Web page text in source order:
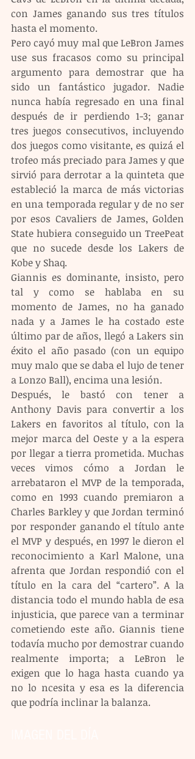
con James ganando sus tres títulos
hasta el momento.
Pero cayó muy mal que LeBron James
use sus fracasos como su principal
argumento para demostrar que ha
sido un fantástico jugador. Nadie
nunca había regresado en una final
después de ir perdiendo 1-3; ganar
tres juegos consecutivos, incluyendo
dos juegos como visitante, es quizá el
trofeo más preciado para James y que
sirvió para derrotar a la quinteta que
estableció la marca de más victorias
en una temporada regular y de no ser
por esos Cavaliers de James, Golden
State hubiera conseguido un TreePeat
que no sucede desde los Lakers de
Kobe y Shaq.
Giannis es dominante, insisto, pero
tal y como se hablaba en su
momento de James, no ha ganado
nada y a James le ha costado este
último par de años, llegó a Lakers sin
éxito el año pasado (con un equipo
muy malo que se daba el lujo de tener
a Lonzo Ball), encima una lesión.
Después, le bastó con tener a
Anthony Davis para convertir a los
Lakers en favoritos al título, con la
mejor marca del Oeste y a la espera
por llegar a tierra prometida. Muchas
veces vimos cómo a Jordan le
arrebataron el MVP de la temporada,
como en 1993 cuando premiaron a
Charles Barkley y que Jordan terminó
por responder ganando el título ante
el MVP y después, en 1997 le dieron el
reconocimiento a Karl Malone, una
afrenta que Jordan respondió con el
título en la cara del “cartero”. A la
distancia todo el mundo habla de esa
injusticia, que parece van a terminar
cometiendo este año. Giannis tiene
todavía mucho por demostrar cuando
realmente importa; a LeBron le
exigen que lo haga hasta cuando ya
no lo ncesita y esa es la diferencia
que podría inclinar la balanza.